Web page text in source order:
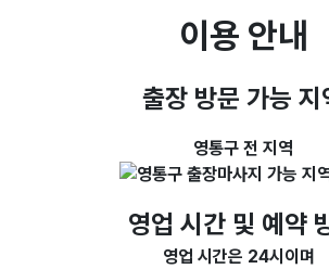
이용 안내
출장 방문 가능 지
영통구 전 지역
영업 시간 및 예약
영업 시간은 24시이며